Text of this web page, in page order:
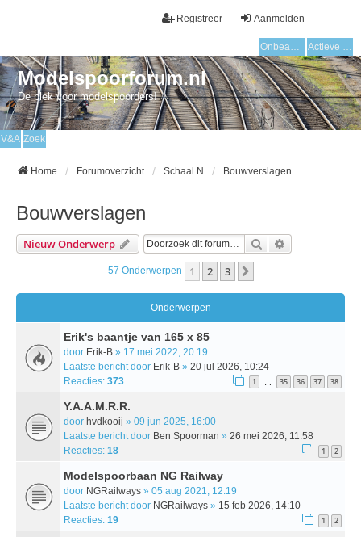
Aanmelden
Registreer
Onbeantwoorde onderwerpen Actieve onderwerpen
Modelspoorforum.nl
De plek voor modelspoorders!
V&A Zoek
Home Forumoverzicht Schaal N Bouwverslagen
Bouwverslagen
Nieuw Onderwerp Zoek
57 Onderwerpen 1 2 3
Onderwerpen
Erik's baantje van 165 x 85
door Erik-B » 17 mei 2022, 20:19
Laatste bericht door Erik-B » 20 jul 2026, 10:24
Reacties: 373 1 35 36 37 38
Y.A.A.M.R.R.
door hvdkooij » 09 jun 2025, 16:00
Laatste bericht door Ben Spoorman » 26 mei 2026, 11:58
Reacties: 18 1 2
Modelspoorbaan NG Railway
door NGRailways » 05 aug 2021, 12:19
Laatste bericht door NGRailways » 15 feb 2026, 14:10
Reacties: 19 1 2